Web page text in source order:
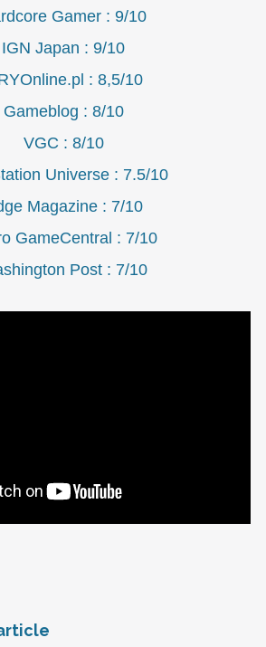
Gamer : 9/10
IGN Japan : 9/10
: 8,5/10
Gameblog : 8/10
VGC : 8/10
Universe : 7.5/10
Magazine : 7/10
GameCentral : 7/10
Post : 7/10